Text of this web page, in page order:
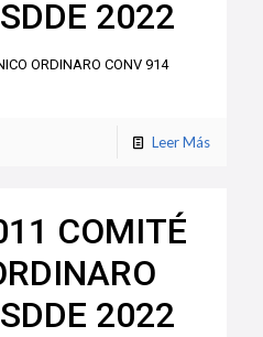
2022
ORDINARO CONV 914
Leer Más
COMITÉ
2022